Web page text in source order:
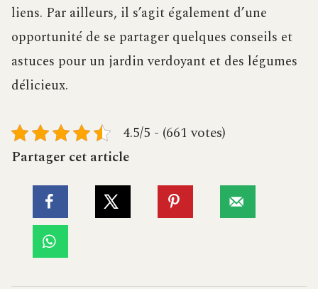
liens. Par ailleurs, il s’agit également d’une
opportunité de se partager quelques conseils et
astuces pour un jardin verdoyant et des légumes
délicieux.
4.5/5 - (661 votes)
Partager cet article